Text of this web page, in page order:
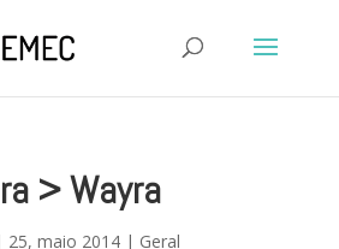
> Wayra
25, maio 2014| Geral